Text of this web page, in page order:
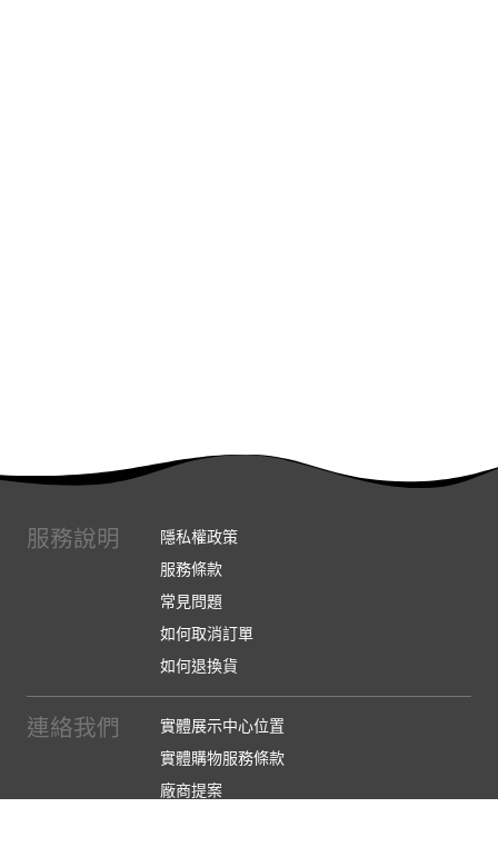
服務說明
隱私權政策
服務條款
常見問題
如何取消訂單
如何退換貨
連絡我們
實體展示中心位置
實體購物服務條款
廠商提案